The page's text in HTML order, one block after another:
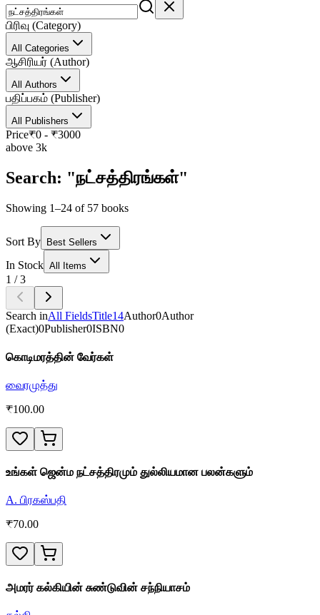
பிரிவு (Category)
All Categories
ஆசிரியர் (Author)
All Authors
பதிப்பகம் (Publisher)
All Publishers
Price₹0 - ₹3000
above 3k
Search: "நட்சத்திரங்கள்"
Showing 1–24 of 57 books
Sort By Best Sellers
In Stock All Items
1 /3
Search inAll FieldsTitle14Author0Author
(Exact)0Publisher0ISBN0
கொடிமரத்தின் வேர்கள்
வைரமுத்து
₹100.00
உங்கள் ஜென்ம நட்சத்திரமும் துல்லியமான பலன்களும்
A. பிரகஸ்பதி
₹70.00
அமரர் கல்கியின் சுண்டுவின் சந்நியாசம்